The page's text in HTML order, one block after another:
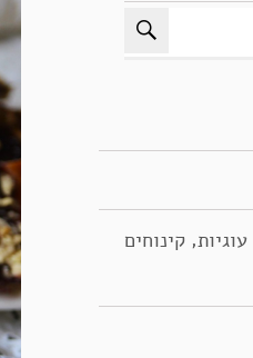
עוגיות, קינוחים